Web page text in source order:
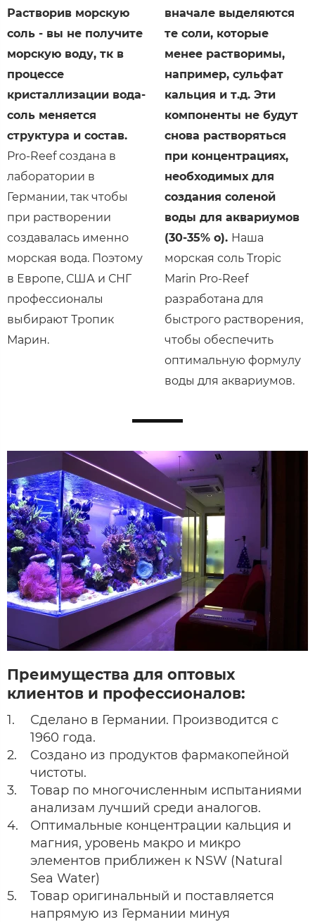
Растворив морскую
соль - вы не получите
морскую воду, тк в
процессе
кристаллизации вода-
соль меняется
структура и состав.
Pro-Reef создана в
лаборатории в
Германии, так чтобы
при растворении
создавалась именно
морская вода. Поэтому
в Европе, США и СНГ
профессионалы
выбирают Тропик
Марин.
вначале выделяются
те соли, которые
менее растворимы,
например, сульфат
кальция и т.д. Эти
компоненты не будут
снова растворяться
при концентрациях,
необходимых для
создания соленой
воды для аквариумов
(30-35% о). Наша
морская соль Tropic
Marin Pro-Reef
разработана для
быстрого растворения,
чтобы обеспечить
оптимальную формулу
воды для аквариумов.
Преимущества для оптовых
клиентов и профессионалов:
Сделано в Германии. Производится с
1960 года.
Создано из продуктов фармакопейной
чистоты.
Товар по многочисленным испытаниями
анализам лучший среди аналогов.
Оптимальные концентрации кальция и
магния, уровень макро и микро
элементов приближен к NSW (Natural
Sea Water)
Товар оригинальный и поставляется
напрямую из Германии минуя